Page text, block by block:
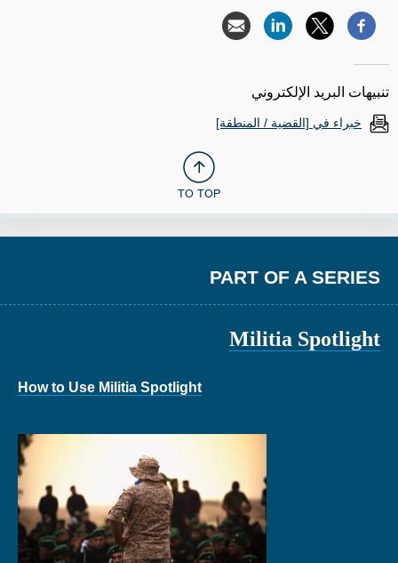
تنبيهات البريد الإلكتروني
خبراء في [القضية / المنطقة]
TO TOP
PART OF A SERIES
Militia Spotlight
How to Use Militia Spotlight